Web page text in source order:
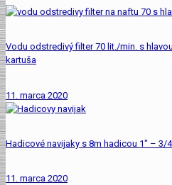
Vodu odstredivý filter 70 lit./min. s
kartuša
11. marca 2020
Hadicové navijaky s 8m hadicou 1″ – 3/
11. marca 2020